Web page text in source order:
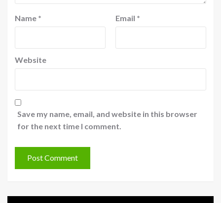
Name * Email *
Website
Save my name, email, and website in this browser
for the next time I comment.